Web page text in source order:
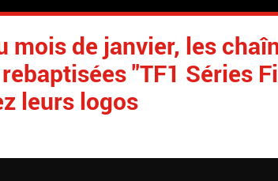
mois de janvier, les
"TF1 Séries
leurs logos